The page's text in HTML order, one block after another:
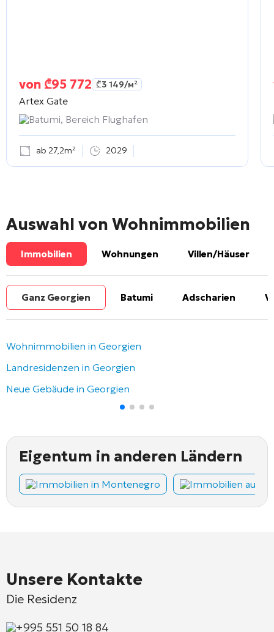
von ₾95 772 ₾3 149/м²
Artex Gate
Batumi, Bereich Flughafen
ab 27,2m² 2029
Auswahl von Wohnimmobilien
Immobilien Wohnungen Villen/Häuser
Ganz Georgien Batumi Adscharien
Wohnimmobilien in Georgien
Landresidenzen in Georgien
Neue Gebäude in Georgien
Eigentum in anderen Ländern
Immobilien in Montenegro Immobilien auf
Unsere Kontakte
Die Residenz
+995 551 50 18 84